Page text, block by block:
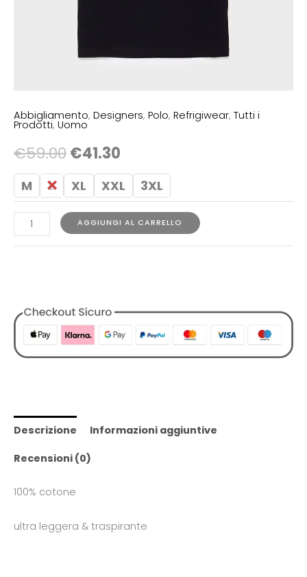
Abbigliamento, Designers, Polo, Refrigiwear, Tutti i
Prodotti, Uomo
€59.00€41.30
M L XL XXL 3XL
AGGIUNGI AL CARRELLO
Descrizione Informazioni aggiuntive
Recensioni (0)
100% cotone
ultra leggera & traspirante